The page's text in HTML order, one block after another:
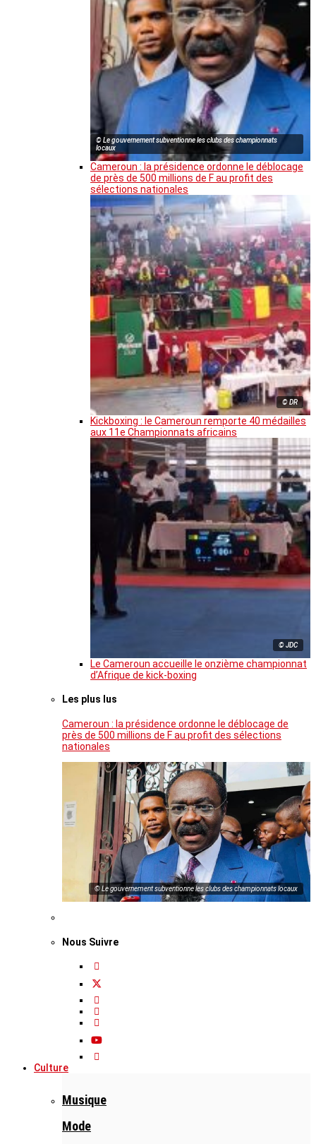
© Le gouvernement subventionne les clubs des championnats
locaux
Cameroun : la présidence ordonne le déblocage
de près de 500 millions de F au profit des
sélections nationales
© DR
Kickboxing : le Cameroun remporte 40 médailles
aux 11e Championnats africains
© JDC
Le Cameroun accueille le onzième championnat
d’Afrique de kick-boxing
Les plus lus
Cameroun : la présidence ordonne le déblocage de
près de 500 millions de F au profit des sélections
nationales
© Le gouvernement subventionne les clubs des championnats locaux
Nous Suivre
Culture
Musique
Mode